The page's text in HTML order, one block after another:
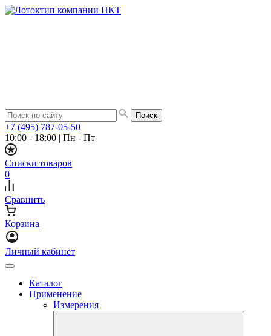
+7 (495) 787-05-50
10:00 - 18:00 | Пн - Пт
Списки товаров
0
Сравнить
Корзина
Личный кабинет
Каталог
Применение
Измерения